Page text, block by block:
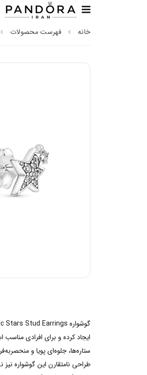
خانه فهرست محصولات
ستاره‌ها، جلوه‌ای پویا و
طراحی نامتقارن این گوشواره